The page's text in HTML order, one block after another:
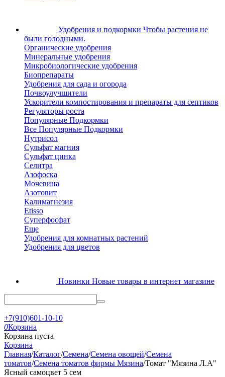
Удобрения и подкормки Чтобы растения не
были голодными.
Органические удобрения
Минеральные удобрения
Микробиологические удобрения
Биопрепараты
Удобрения для сада и огорода
Почвоулучшители
Ускорители компостирования и препараты для септиков
Регуляторы роста
Популярные Подкормки
Все Популярные Подкормки
Нутрисол
Сульфат магния
Сульфат цинка
Селитра
Азофоска
Мочевина
Азотовит
Калимагнезия
Etisso
Суперфосфат
Еще
Удобрения для комнатных растений
Удобрения для цветов
Новинки Новые товары в интернет магазине
+7(910)601-10-10
0Корзина
Корзина пуста
Корзина
Главная/Каталог/Семена/Семена овощей/Семена
томатов/Семена томатов фирмы Мязина/Томат "Мязина Л.А"
Ясный самоцвет 5 сем